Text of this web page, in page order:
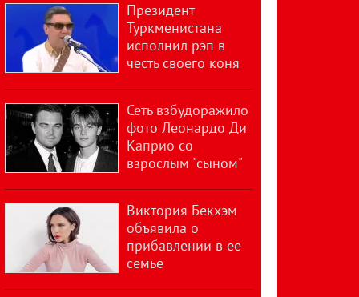
Президент
Туркменистана
исполнил рэп в
честь своего коня
Сеть взбудоражило
фото Леонардо Ди
Каприо со
взрослым "сыном"
Виктория Бекхэм
объявила о
прибавлении в ее
семье